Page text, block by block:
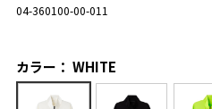
04-360100-00-011
カラー： WHITE